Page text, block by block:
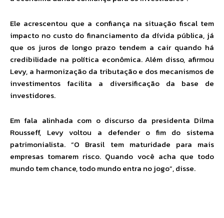
Ele acrescentou que a confiança na situação fiscal tem
impacto no custo do financiamento da dívida pública, já
que os juros de longo prazo tendem a cair quando há
credibilidade na política econômica. Além disso, afirmou
Levy, a harmonização da tributação e dos mecanismos de
investimentos facilita a diversificação da base de
investidores.
Em fala alinhada com o discurso da presidenta Dilma
Rousseff, Levy voltou a defender o fim do sistema
patrimonialista. “O Brasil tem maturidade para mais
empresas tomarem risco. Quando você acha que todo
mundo tem chance, todo mundo entra no jogo”, disse.